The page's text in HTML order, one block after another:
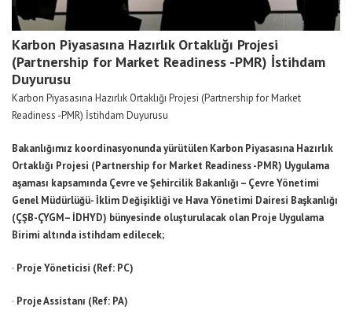
Karbon Piyasasına Hazırlık Ortaklığı Projesi
(Partnership for Market Readiness -PMR) İstihdam
Duyurusu
Karbon Piyasasına Hazırlık Ortaklığı Projesi (Partnership for Market
Readiness -PMR) İstihdam Duyurusu
Bakanlığımız koordinasyonunda yürütülen Karbon Piyasasına Hazırlık
Ortaklığı Projesi (Partnership for Market Readiness -PMR) Uygulama
aşaması kapsamında Çevre ve Şehircilik Bakanlığı – Çevre Yönetimi
Genel Müdürlüğü- İklim Değişikliği ve Hava Yönetimi Dairesi Başkanlığı
(ÇŞB-ÇYGM– İDHYD) bünyesinde oluşturulacak olan Proje Uygulama
Birimi altında istihdam edilecek;
· Proje Yöneticisi (Ref: PC)
· Proje Assistanı (Ref: PA)